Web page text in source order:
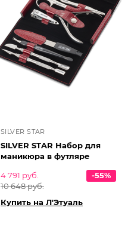
SILVER STAR
SILVER STAR Набор для
маникюра в футляре
4 791 руб.
10 648 руб.
-55%
Купить на Л'Этуаль